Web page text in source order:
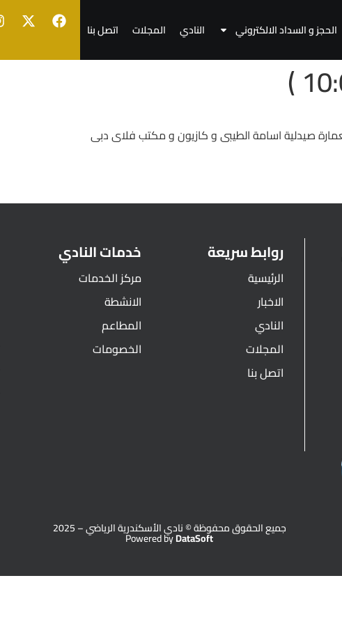
الحجز و السداد الالكتروني النادي المجلات اتصل بنا
روابط سريعة
الرئيسية
الاخبار
النادي
المجلات
اتصل بنا
خدمات النادي
مركز الخدمات
الانشطة
المطاعم
الخصومات
جميع الحقوق محفوظة © نادي الأسكندرية الرياضي – 2025
Powered byDataSoft